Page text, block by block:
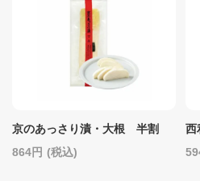
京のあっさり漬・大根 半割
864
(税込)
西